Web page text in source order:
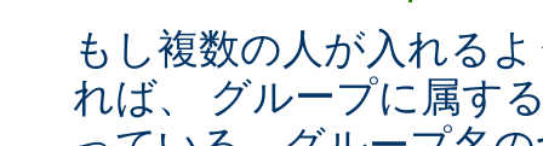
もし複数の人が入れる
れば、 グループに属す